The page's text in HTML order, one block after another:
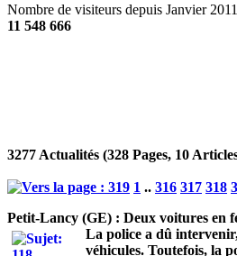
Nombre de visiteurs depuis Janvier
11 548 666
3277 Actualités (328 Pages, 10
1 .. 316 317 318
Petit-Lancy (GE) : Deux voitures en
La police a dû
véhicules. Toutefois, la